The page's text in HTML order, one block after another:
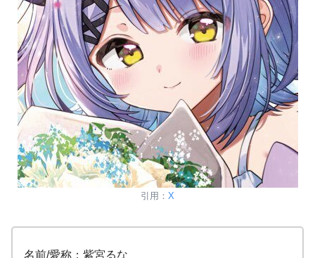
引用： X
名前/愛称：紫宮るな